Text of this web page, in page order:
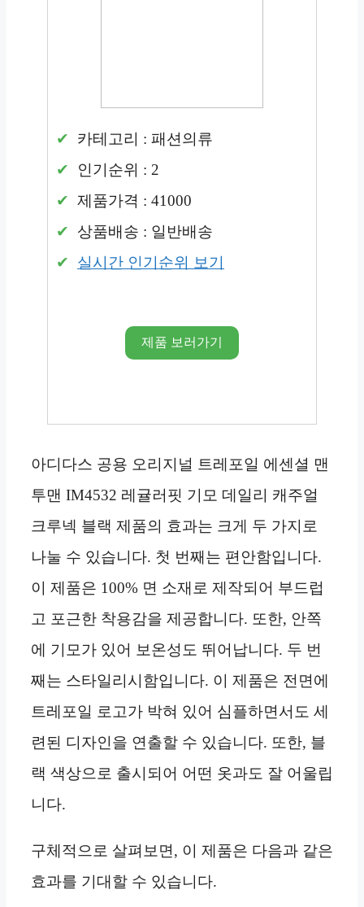
카테고리 : 패션의류
인기순위 : 2
제품가격 : 41000
상품배송 : 일반배송
실시간 인기순위 보기
제품 보러가기
아디다스 공용 오리지널 트레포일 에센셜 맨
투맨 IM4532 레귤러핏 기모 데일리 캐주얼
크루넥 블랙 제품의 효과는 크게 두 가지로
나눌 수 있습니다. 첫 번째는 편안함입니다.
이 제품은 100% 면 소재로 제작되어 부드럽
고 포근한 착용감을 제공합니다. 또한, 안쪽
에 기모가 있어 보온성도 뛰어납니다. 두 번
째는 스타일리시함입니다. 이 제품은 전면에
트레포일 로고가 박혀 있어 심플하면서도 세
련된 디자인을 연출할 수 있습니다. 또한, 블
랙 색상으로 출시되어 어떤 옷과도 잘 어울립
니다.
구체적으로 살펴보면, 이 제품은 다음과 같은
효과를 기대할 수 있습니다.